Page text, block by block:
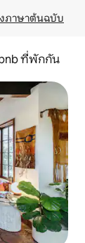
ภาษาต้นฉบับ
ที่พักกัน